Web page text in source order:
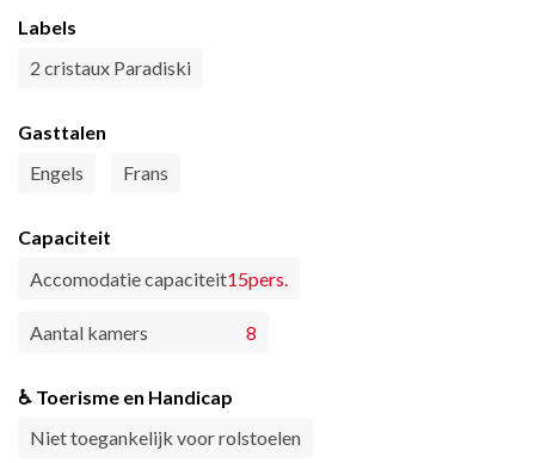
Labels
2 cristaux Paradiski
Gasttalen
Engels
Frans
Capaciteit
Accomodatie capaciteit15pers.
Aantal kamers 8
♿ Toerisme en Handicap
Niet toegankelijk voor rolstoelen